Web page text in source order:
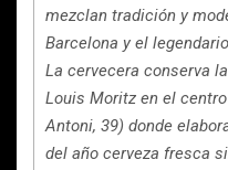
mezclan tradición y
Barcelona y el
La cervecera conserva
Louis Moritz en el
Antoni, 39) donde
del año cerveza fresca